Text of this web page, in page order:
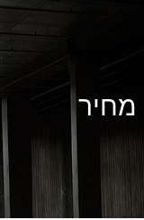
מחיר